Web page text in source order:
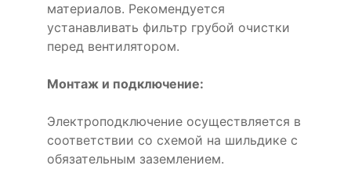
материалов. Рекомендуется
устанавливать фильтр грубой очистки
перед вентилятором.
Монтаж и подключение:
Электроподключение осуществляется в
соответствии со схемой на шильдике с
обязательным заземлением.